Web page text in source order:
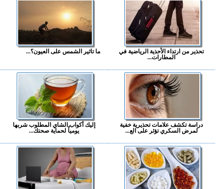
تحذير من ارتداء الأحذية الرياضية في
المطارات...
ما تاثير الشمس على العيون؟...
دراسة تكشف علامات تحذيرية خفية
لمرض السكري تؤثر على الع...
إليك أكواب الشاي المطلوب شربها
يومياً لحماية صحتك...